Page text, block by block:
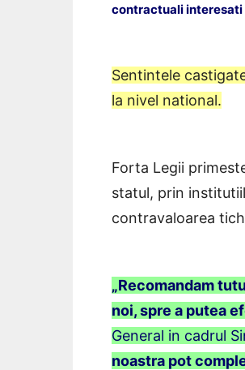
contractuali interesati
Sentintele
la nivel national.
Forta Legii
statul, prin
contravaloarea
„Recomandam
noi, spre a putea
General in cadrul
noastra pot